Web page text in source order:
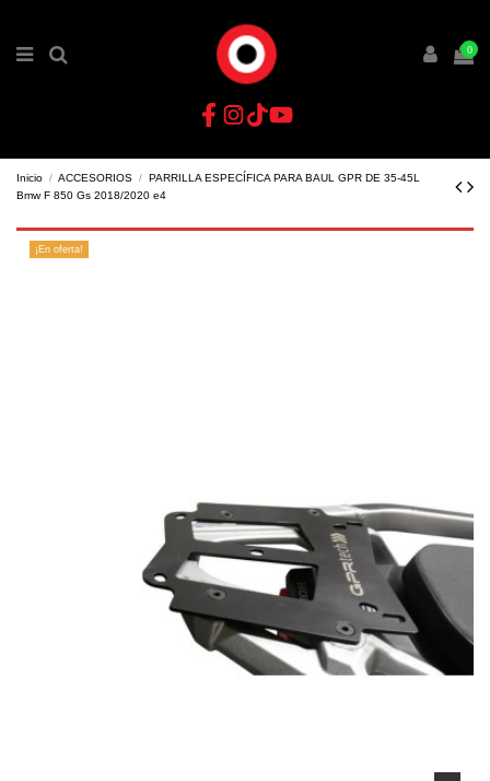
0
Inicio ACCESORIOS
PARRILLA ESPECÍFICA PARA BAUL GPR DE 35-45L
Bmw F 850 Gs 2018/2020 e4
¡En oferta!